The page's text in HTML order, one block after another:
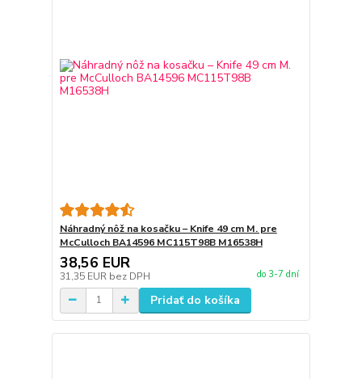
Náhradný nôž na kosačku – Knife 49 cm M. pre
McCulloch BA14596 MC115T98B M16538H
38,56 EUR
31,35 EUR bez DPH do 3-7 dní
Pridať do košíka